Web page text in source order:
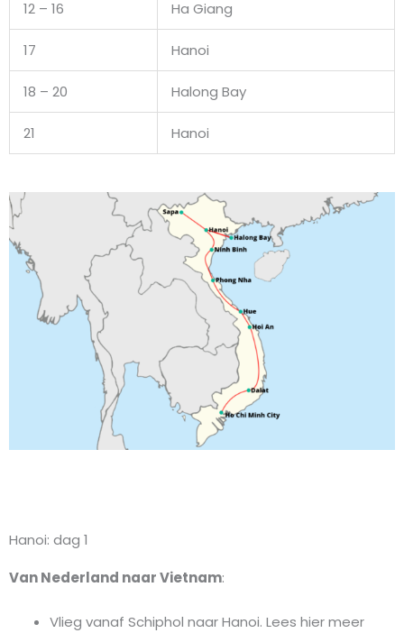
12 – 16 Ha Giang
17 Hanoi
18 – 20 Halong Bay
21 Hanoi
Hanoi: dag 1
Van Nederland naar Vietnam:
Vlieg vanaf Schiphol naar Hanoi. Lees hier meer